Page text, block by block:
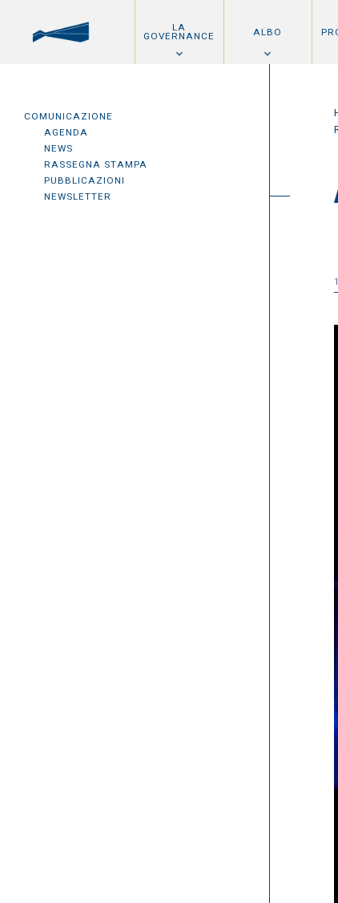
LA
GOVERNANCE ALBO
COMUNICAZIONE
AGENDA
NEWS
RASSEGNA STAMPA
PUBBLICAZIONI
NEWSLETTER